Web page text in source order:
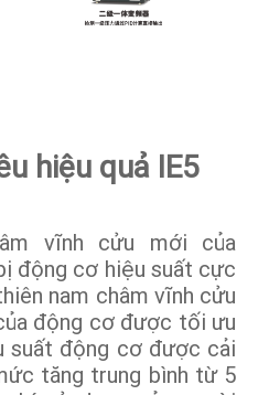
hiệu quả IE5
vĩnh cửu mới của
động cơ hiệu suất cực
nam châm vĩnh cửu
động cơ được tối ưu
suất động cơ được cải
tăng trung bình từ 5